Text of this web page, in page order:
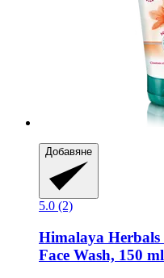
Добавяне
5.0 (2)
Himalaya Herbals
Face Wash, 150 ml